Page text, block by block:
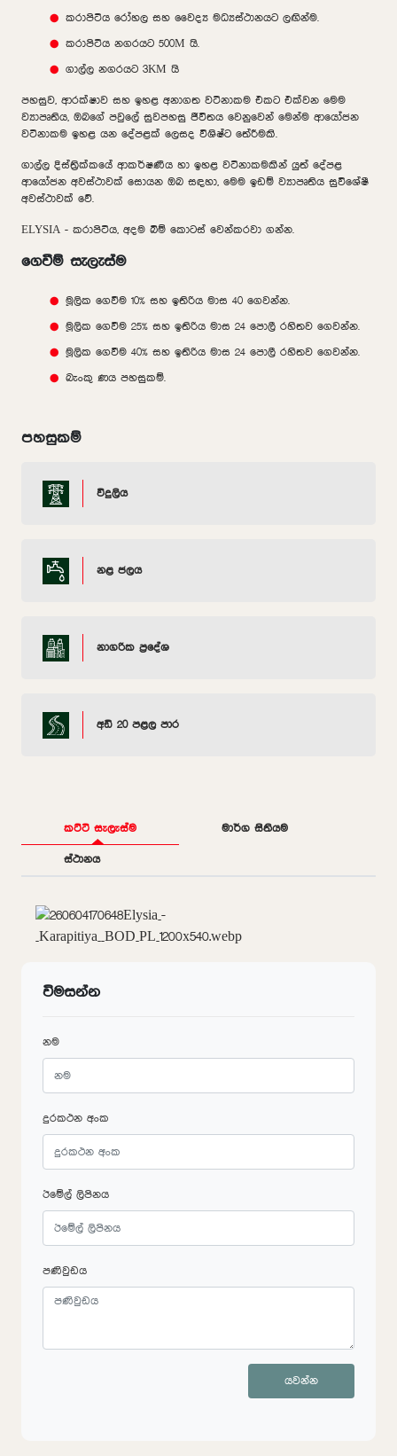
කරාපිටිය රෝහල සහ වෛද්‍ය මධ්‍යස්ථානයට ලඟින්ම.
කරාපිටිය නගරයට 500M යි.
ගාල්ල නගරයට 3KM යි
පහසුව, ආරක්ෂාව සහ ඉහළ අනාගත වටිනාකම එකට එක්වන මෙම
ව්‍යාපෘතිය, ඔබගේ පවුලේ සුවපහසු ජීවිතය වෙනුවෙන් මෙන්ම ආයෝජන
වටිනාකම ඉහළ යන දේපළක් ලෙසද විශිෂ්ට තේරීමකි.
ගාල්ල දිස්ත්‍රික්කයේ ආකර්ෂණීය හා ඉහළ වටිනාකමකින් යුත් දේපළ
ආයෝජන අවස්ථාවක් සොයන ඔබ සඳහා, මෙම ඉඩම් ව්‍යාපෘතිය සුවිශේෂී
අවස්ථාවක් වේ.
ELYSIA - කරාපිටිය, අදම බිම් කොටස් වෙන්කරවා ගන්න.
ගෙවීම් සැලැස්ම
මූලික ගෙවීම 10% සහ ඉතිරිය මාස 40 ගෙවන්න.
මූලික ගෙවීම 25% සහ ඉතිරිය මාස 24 පොලී රහිතව ගෙවන්න.
මූලික ගෙවීම 40% සහ ඉතිරිය මාස 24 පොලී රහිතව ගෙවන්න.
බැංකු ණය පහසුකම්.
පහසුකම්
විදුලිය
නළ ජලය
නාගරික ප්‍රදේශ
අඩි 20 පළල පාර
කට්ටි සැලැස්ම මාර්ග සිතියම
ස්ථානය
විමසන්න
නම
දුරකථන අංක
ඊමේල් ලිපිනය
පණිවුඩය
යවන්න